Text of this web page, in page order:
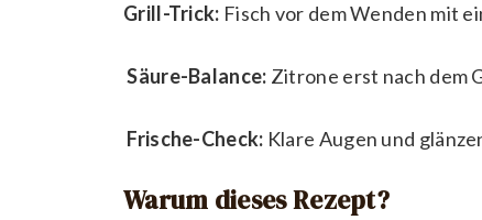
Grill-Trick: Fisch vor dem Wenden mit
Säure-Balance: Zitrone erst nach dem
Frische-Check: Klare Augen und
Warum dieses Rezept?